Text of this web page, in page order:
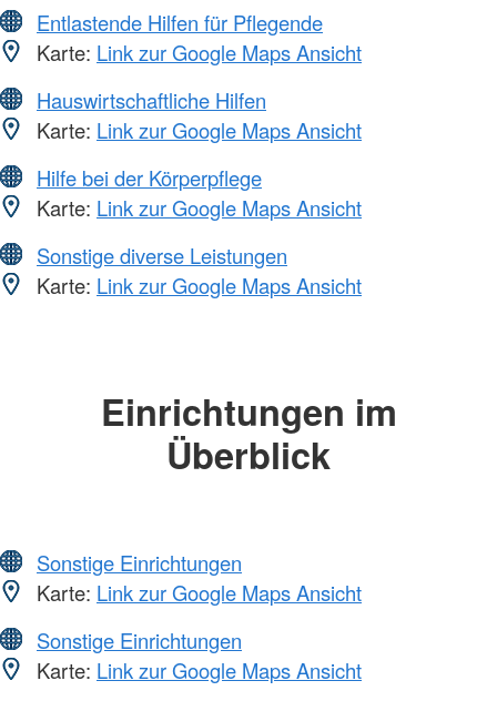
Entlastende Hilfen für Pflegende
Karte: Link zur Google Maps Ansicht
Hauswirtschaftliche Hilfen
Karte: Link zur Google Maps Ansicht
Hilfe bei der Körperpflege
Karte: Link zur Google Maps Ansicht
Sonstige diverse Leistungen
Karte: Link zur Google Maps Ansicht
Einrichtungen im
Überblick
Sonstige Einrichtungen
Karte: Link zur Google Maps Ansicht
Sonstige Einrichtungen
Karte: Link zur Google Maps Ansicht